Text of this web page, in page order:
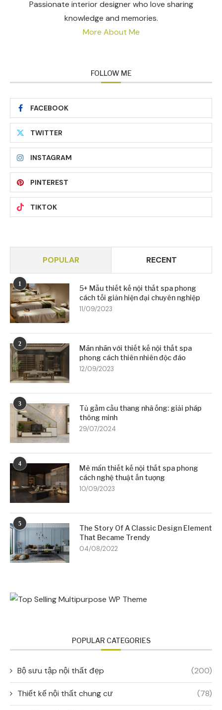
Passionate interior designer who love sharing
knowledge and memories.
More About Me
FOLLOW ME
FACEBOOK
TWITTER
INSTAGRAM
PINTEREST
TIKTOK
POPULAR RECENT
1
5+ Mẫu thiết kế nội thất spa phong
cách tối giản hiện đại chuyên nghiệp
11/09/2023
2
Mãn nhãn với thiết kế nội thất spa
phong cách thiên nhiên độc đáo
12/09/2023
3
Tủ gầm cầu thang nhà ống: giải pháp
thông minh
29/07/2024
4
Mê mẩn thiết kế nội thất spa phong
cách nghệ thuật ấn tượng
10/09/2023
5
The Story Of A Classic Design Element
That Became Trendy
04/08/2022
POPULAR CATEGORIES
Bộ sưu tập nội thất đẹp (200)
Thiết kế nội thất chung cư (78)